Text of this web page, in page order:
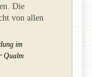
Die
von allen
im
Qualm